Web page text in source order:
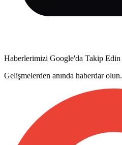
Haberlerimizi Google'da Takip Edin
Gelişmelerden anında haberdar olun.